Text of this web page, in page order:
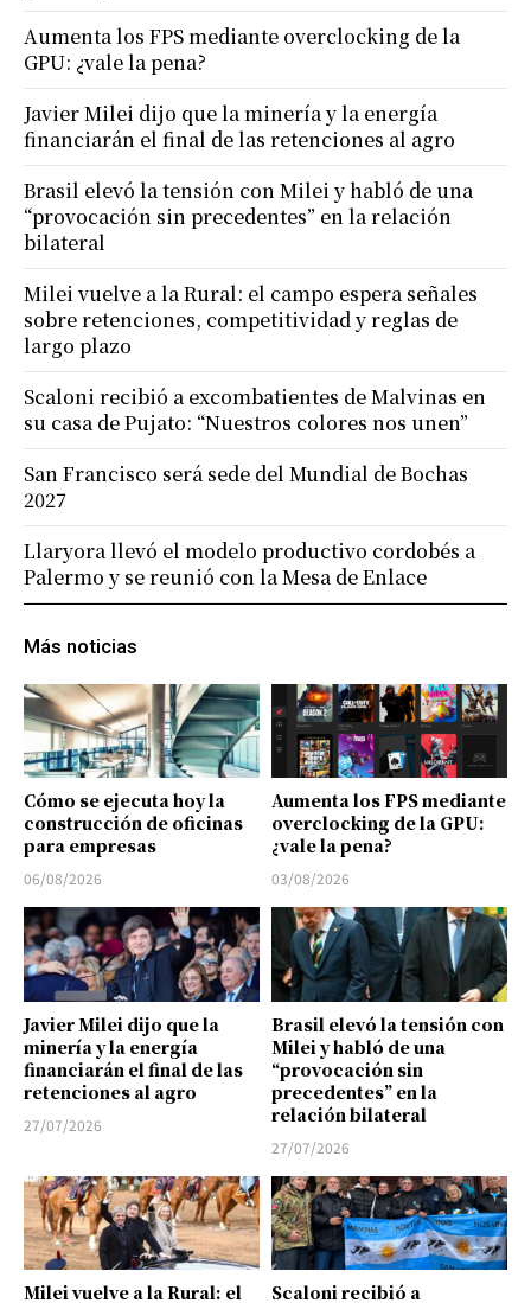
Más noticias
Cómo se ejecuta hoy la
construcción de oficinas
para empresas
06/08/2026
Aumenta los FPS mediante
overclocking de la GPU:
¿vale la pena?
03/08/2026
Javier Milei dijo que la
minería y la energía
financiarán el final de las
retenciones al agro
27/07/2026
Brasil elevó la tensión con
Milei y habló de una
“provocación sin
precedentes” en la
relación bilateral
27/07/2026
Milei vuelve a la Rural: el Scaloni recibió a
Aumenta los FPS mediante overclocking de la
GPU: ¿vale la pena?
Javier Milei dijo que la minería y la energía
financiarán el final de las retenciones al agro
Brasil elevó la tensión con Milei y habló de una
“provocación sin precedentes” en la relación
bilateral
Milei vuelve a la Rural: el campo espera señales
sobre retenciones, competitividad y reglas de
largo plazo
Scaloni recibió a excombatientes de Malvinas en
su casa de Pujato: “Nuestros colores nos unen”
San Francisco será sede del Mundial de Bochas
2027
Llaryora llevó el modelo productivo cordobés a
Palermo y se reunió con la Mesa de Enlace